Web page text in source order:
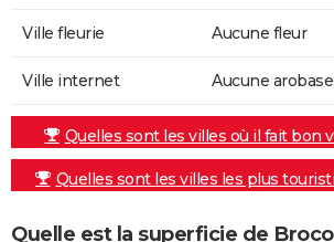
Ville fleurie Aucune fleur
Ville internet Aucune arobase
Quelles sont les villes où il fait bon
Quelles sont les villes les plus
Quelle est la superficie de